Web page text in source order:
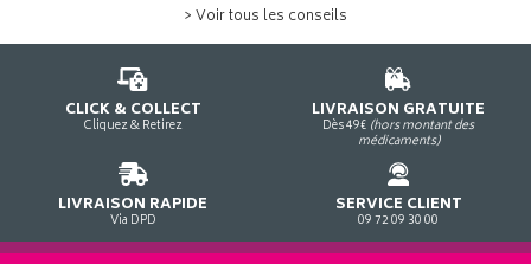
> Voir tous les conseils
CLICK & COLLECT
Cliquez & Retirez
LIVRAISON GRATUITE
Dès 49€ (hors montant des
médicaments)
LIVRAISON RAPIDE
Via DPD
SERVICE CLIENT
09 72 09 30 00